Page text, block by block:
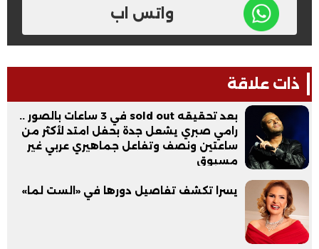
واتس اب
ذات علاقة
بعد تحقيقه sold out في 3 ساعات بالصور ..
رامي صبري يشعل جدة بحفل امتد لأكثر من
ساعتين ونصف وتفاعل جماهيري عربي غير
مسبوق
يسرا تكشف تفاصيل دورها في «الست لما»